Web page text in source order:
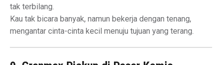
tak terbilang.
Kau tak bicara banyak, namun bekerja dengan tenang,
mengantar cinta-cinta kecil menuju tujuan yang terang.